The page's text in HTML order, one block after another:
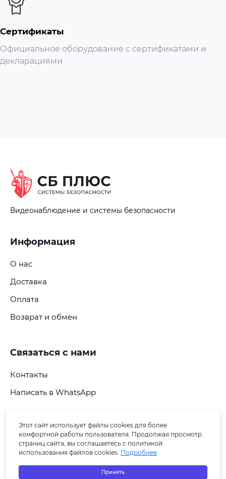
Сертификаты
Официальное оборудование с сертификатами и
декларациями
Видеонаблюдение и системы безопасности
Информация
О нас
Доставка
Оплата
Возврат и обмен
Связаться с нами
Контакты
Написать в WhatsApp
Подпишитесь на рассылку
Этот сайт использует файлы cookies для более
комфортной работы пользователя. Продолжая просмотр
страниц сайта, вы соглашаетесь с политикой
использования файлов cookies. Подробнее
Принять